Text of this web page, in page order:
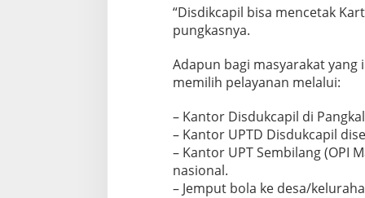
“Disdikcapil bisa mencetak
pungkasnya.
Adapun bagi masyarakat
memilih pelayanan melalui:
– Kantor Disdukcapil di
– Kantor UPTD Disdukcapil
– Kantor UPT Sembilang (OPI
nasional.
– Jemput bola ke desa/